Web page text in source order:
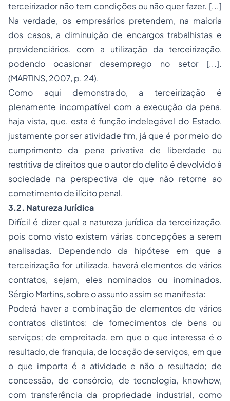
terceirizador não tem condições ou não quer fazer. [...]
Na verdade, os empresários pretendem, na maioria
dos casos, a diminuição de encargos trabalhistas e
previdenciários, com a utilização da terceirização,
podendo ocasionar desemprego no setor [...].
(MARTINS, 2007, p. 24).
Como aqui demonstrado, a terceirização é
plenamente incompatível com a execução da pena,
haja vista, que, esta é função indelegável do Estado,
justamente por ser atividade fim, já que é por meio do
cumprimento da pena privativa de liberdade ou
restritiva de direitos que o autor do delito é devolvido à
sociedade na perspectiva de que não retorne ao
cometimento de ilícito penal.
3.2. Natureza Jurídica
Difícil é dizer qual a natureza jurídica da terceirização,
pois como visto existem várias concepções a serem
analisadas. Dependendo da hipótese em que a
terceirização for utilizada, haverá elementos de vários
contratos, sejam, eles nominados ou inominados.
Sérgio Martins, sobre o assunto assim se manifesta:
Poderá haver a combinação de elementos de vários
contratos distintos: de fornecimentos de bens ou
serviços; de empreitada, em que o que interessa é o
resultado, de franquia, de locação de serviços, em que
o que importa é a atividade e não o resultado; de
concessão, de consórcio, de tecnologia, knowhow,
com transferência da propriedade industrial, como